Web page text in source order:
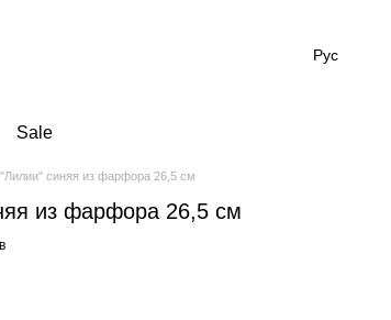
Рус
Sale
синяя из фарфора 26,5 см
из фарфора 26,5 см